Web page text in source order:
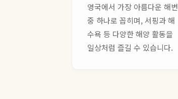
영국에서 가장 아름다운 해변
중 하나로 꼽히며, 서핑과 해
수욕 등 다양한 해양 활동을
일상처럼 즐길 수 있습니다.